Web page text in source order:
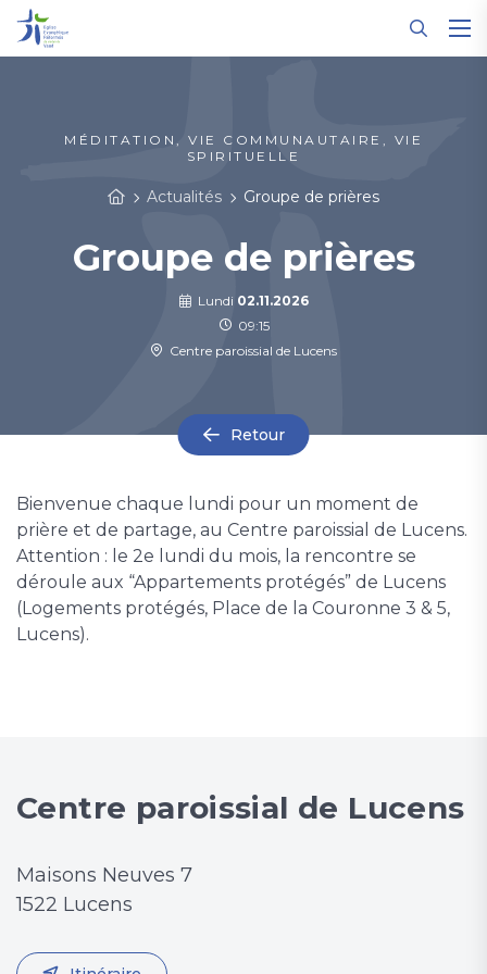
MÉDITATION, VIE COMMUNAUTAIRE, VIE
SPIRITUELLE
Actualités Groupe de prières
Groupe de prières
Lundi 02.11.2026
09:15
Centre paroissial de Lucens
Retour
Bienvenue chaque lundi pour un moment de
prière et de partage, au Centre paroissial de Lucens.
Attention : le 2e lundi du mois, la rencontre se
déroule aux “Appartements protégés” de Lucens
(Logements protégés, Place de la Couronne 3 & 5,
Lucens).
Centre paroissial de Lucens
Maisons Neuves 7
1522 Lucens
Panneau de gestion des cookies